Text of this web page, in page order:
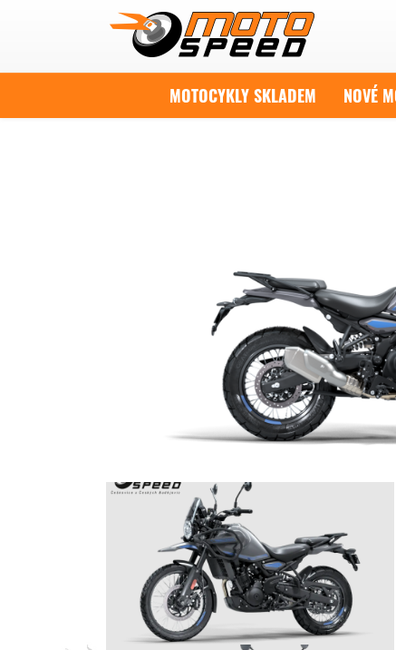
MOTOCYKLY SKLADEM NOVÉ